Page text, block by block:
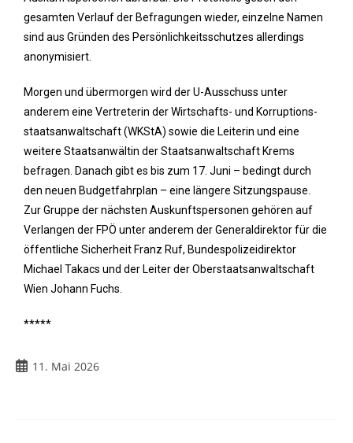
gesamten Verlauf der Befragungen wieder, einzelne Namen
sind aus Gründen des Persönlichkeitsschutzes allerdings
anonymisiert.
Morgen und übermorgen wird der U-Ausschuss unter
anderem eine Vertreterin der Wirtschafts- und Korruptions-
staatsanwaltschaft (WKStA) sowie die Leiterin und eine
weitere Staatsanwältin der Staatsanwaltschaft Krems
befragen. Danach gibt es bis zum 17. Juni – bedingt durch
den neuen Budgetfahrplan – eine längere Sitzungspause.
Zur Gruppe der nächsten Auskunftspersonen gehören auf
Verlangen der FPÖ unter anderem der Generaldirektor für die
öffentliche Sicherheit Franz Ruf, Bundespolizeidirektor
Michael Takacs und der Leiter der Oberstaatsanwaltschaft
Wien Johann Fuchs.
*****
11. Mai 2026